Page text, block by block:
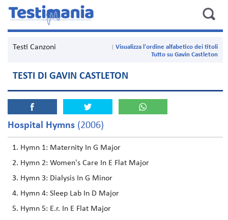
Testi Canzoni
Visualizza l'ordine alfabetico dei titoli
Tutto su Gavin Castleton
TESTI DI GAVIN CASTLETON
Hospital Hymns (2006)
Hymn 1: Maternity In G Major
Hymn 2: Women's Care In E Flat Major
Hymn 3: Dialysis In G Minor
Hymn 4: Sleep Lab In D Major
Hymn 5: E.r. In E Flat Major